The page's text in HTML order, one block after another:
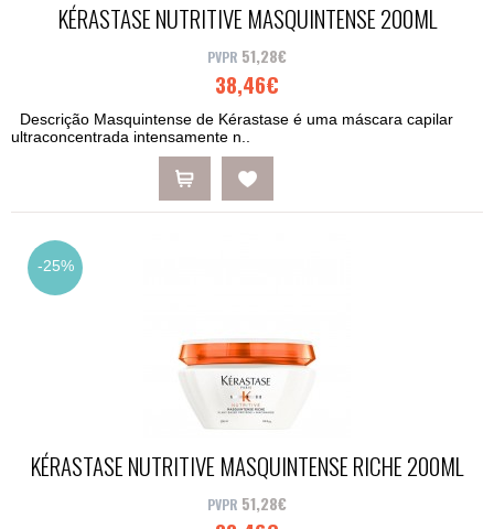
KÉRASTASE NUTRITIVE MASQUINTENSE 200ML
51,28€
38,46€
Descrição Masquintense de Kérastase é uma máscara capilar
ultraconcentrada intensamente n..
-25%
KÉRASTASE NUTRITIVE MASQUINTENSE RICHE 200ML
51,28€